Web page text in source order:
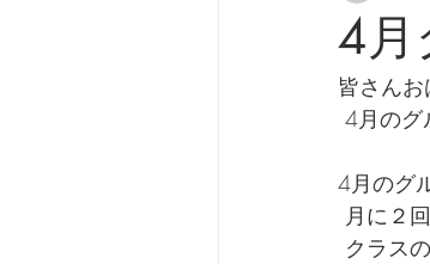
4月
皆さん
4月のグ
4月のグ
月に２
クラス